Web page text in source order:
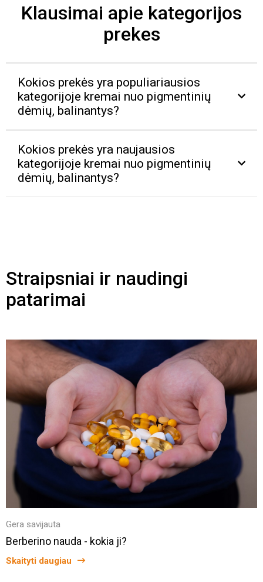
Klausimai apie kategorijos
prekes
Kokios prekės yra populiariausios
kategorijoje kremai nuo pigmentinių
dėmių, balinantys?
Kokios prekės yra naujausios
kategorijoje kremai nuo pigmentinių
dėmių, balinantys?
Straipsniai ir naudingi
patarimai
Gera savijauta
Berberino nauda - kokia ji?
Skaityti daugiau